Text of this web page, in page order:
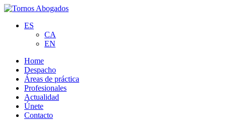
ES
CA
EN
Home
Despacho
Áreas de práctica
Profesionales
Actualidad
Únete
Contacto